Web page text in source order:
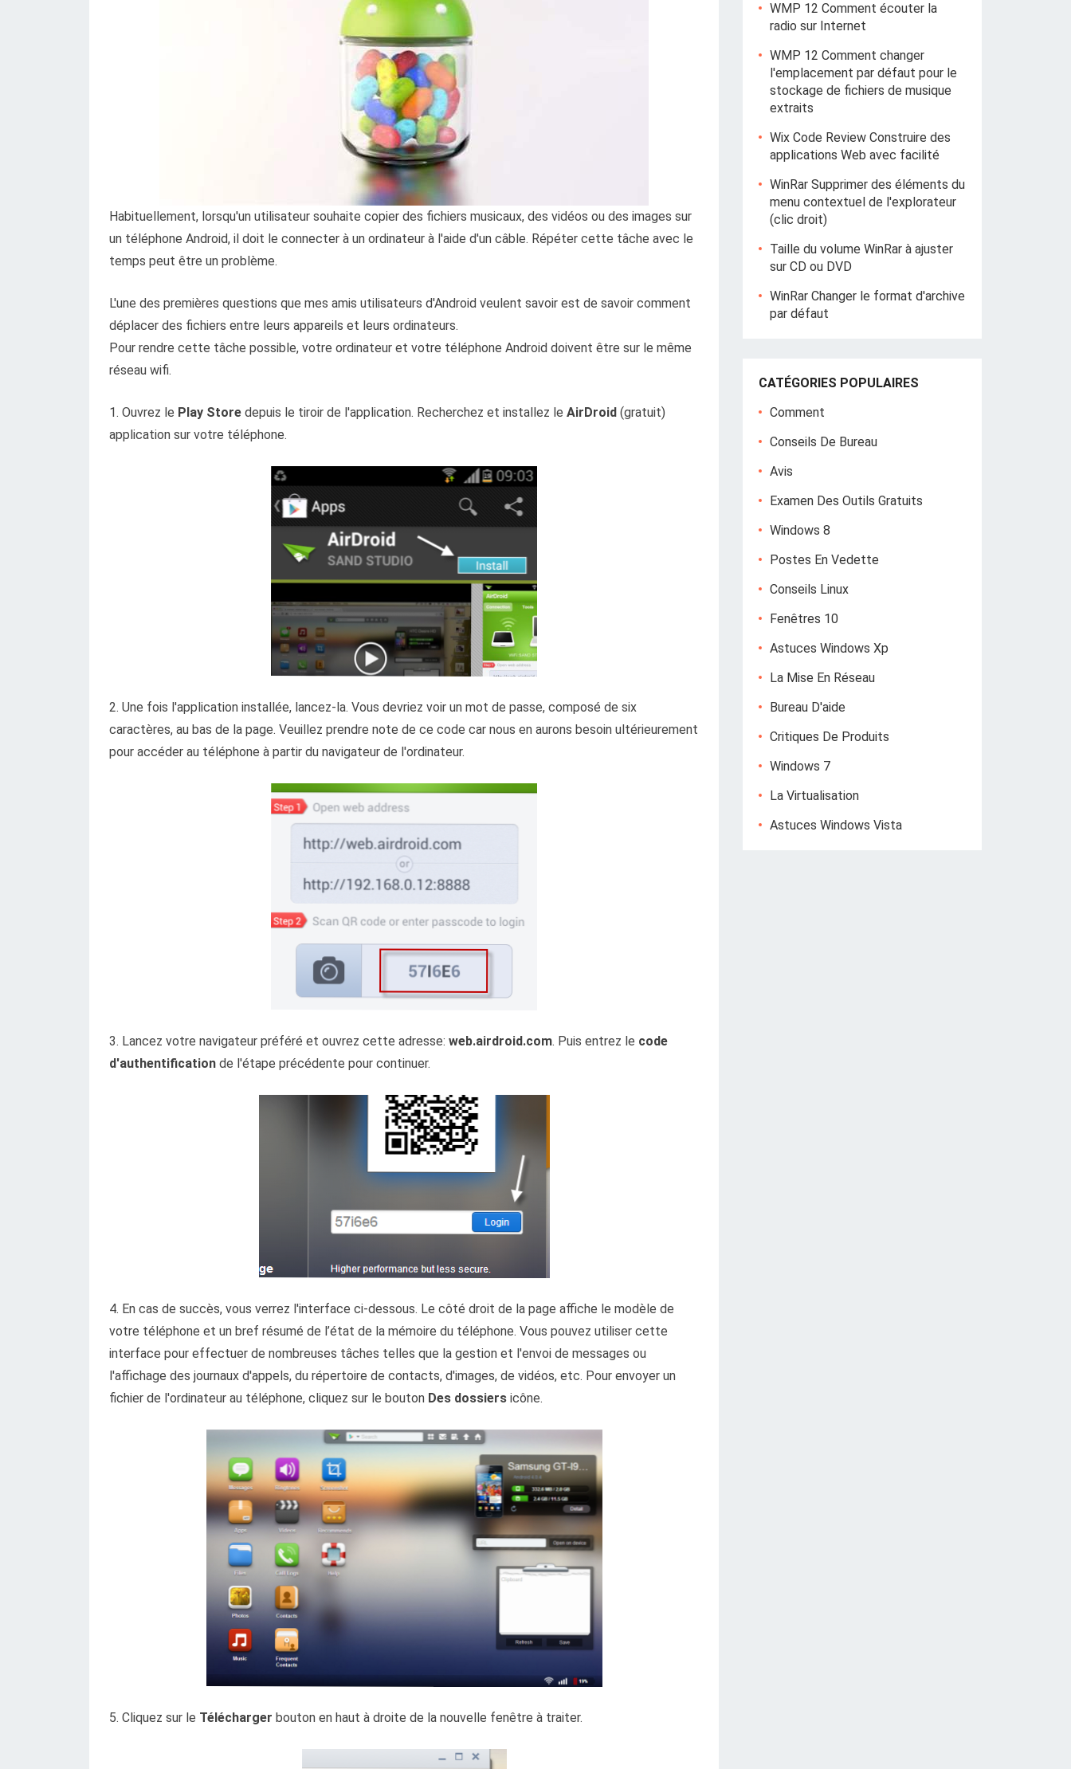
Habituellement, lorsqu'un utilisateur souhaite copier des fichiers musicaux, des vidéos ou des images sur
un téléphone Android, il doit le connecter à un ordinateur à l'aide d'un câble. Répéter cette tâche avec le
temps peut être un problème.
L'une des premières questions que mes amis utilisateurs d'Android veulent savoir est de savoir comment
déplacer des fichiers entre leurs appareils et leurs ordinateurs.
Pour rendre cette tâche possible, votre ordinateur et votre téléphone Android doivent être sur le même
réseau wifi.
1. Ouvrez le Play Store depuis le tiroir de l'application. Recherchez et installez le AirDroid (gratuit)
application sur votre téléphone.
2. Une fois l'application installée, lancez-la. Vous devriez voir un mot de passe, composé de six
caractères, au bas de la page. Veuillez prendre note de ce code car nous en aurons besoin ultérieurement
pour accéder au téléphone à partir du navigateur de l'ordinateur.
3. Lancez votre navigateur préféré et ouvrez cette adresse: web.airdroid.com. Puis entrez le code
d'authentification de l'étape précédente pour continuer.
4. En cas de succès, vous verrez l'interface ci-dessous. Le côté droit de la page affiche le modèle de
votre téléphone et un bref résumé de l’état de la mémoire du téléphone. Vous pouvez utiliser cette
interface pour effectuer de nombreuses tâches telles que la gestion et l'envoi de messages ou
l'affichage des journaux d'appels, du répertoire de contacts, d'images, de vidéos, etc. Pour envoyer un
fichier de l'ordinateur au téléphone, cliquez sur le bouton Des dossiers icône.
5. Cliquez sur le Télécharger bouton en haut à droite de la nouvelle fenêtre à traiter.
WMP 12 Comment écouter la
radio sur Internet
WMP 12 Comment changer
l'emplacement par défaut pour le
stockage de fichiers de musique
extraits
Wix Code Review Construire des
applications Web avec facilité
WinRar Supprimer des éléments du
menu contextuel de l'explorateur
(clic droit)
Taille du volume WinRar à ajuster
sur CD ou DVD
WinRar Changer le format d'archive
par défaut
CATÉGORIES POPULAIRES
Comment
Conseils De Bureau
Avis
Examen Des Outils Gratuits
Windows 8
Postes En Vedette
Conseils Linux
Fenêtres 10
Astuces Windows Xp
La Mise En Réseau
Bureau D'aide
Critiques De Produits
Windows 7
La Virtualisation
Astuces Windows Vista